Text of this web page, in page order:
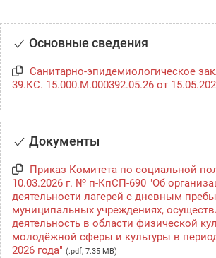
Основные сведения
Санитарно-эпидемиологическое
39.КС. 15.000.М.000392.05.26 от
Документы
Приказ Комитета по социальной
10.03.2026 г. № п-КпСП-690 "Об
деятельности лагерей с дневным
муниципальных учреждениях,
деятельность в области физической
молодёжной сферы и культуры в
2026 года" (.pdf, 7.35 MB)